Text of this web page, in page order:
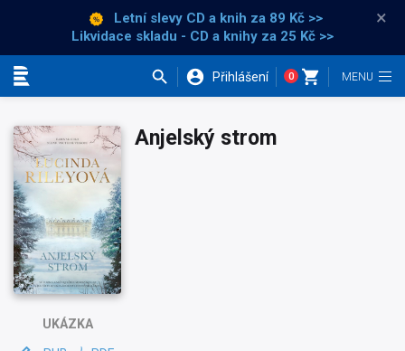
Letní slevy CD a knih za 89 Kč >>
Likvidace skladu - CD a knihy za 25 Kč >>
×
Přihlášení 0
UKÁZKA
Anjelský strom